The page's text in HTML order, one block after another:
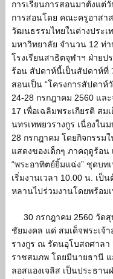
การเรียนการสอนมาตั้งแต่
การสอนโดย คณะครูอาสา
วัฒนธรรมไทยในต่างประ
มหาวิทยาลัย จำนวน 12 ท่
โรงเรียนสาธิตจุฬาฯ ฝ่าย
ร้อน สัปดาห์นี้เป็นสัปดาห์ที่
สอนเป็น “โครงการสัปดาห์
24-28 กรกฎาคม 2560 แล
17 เพื่อเฉลิมพระเกียรติ ส
นทรเทพยวรางกูร เนื่องใ
28 กรกฎาคม โดยกิจกรรม
แสดงของเด็กๆ ภาคฤดูร้อน
“พระอาทิตย์ยิ้มแฉ่ง” ชุดบท
เริ่มงานเวลา 10.00 น. เ
หลานไปร่วมงานโดยพร้อม
30 กรกฎาคม 2560 วัด
ชัยมงคล แด่ สมเด็จพระเจ้
รางกูร ณ รัตนอุโบสถศาลา
ราชสมภพ โดยมีนายธานี
ลอสแองเจลิส เป็นประธาน